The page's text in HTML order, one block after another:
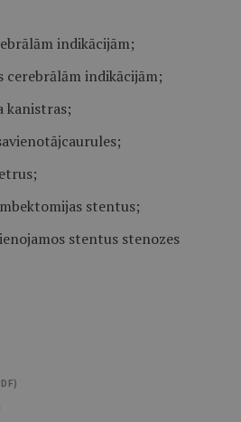
indikācijām;
cerebrālām indikācijām;
kanistras;
stentus;
stentus stenozes